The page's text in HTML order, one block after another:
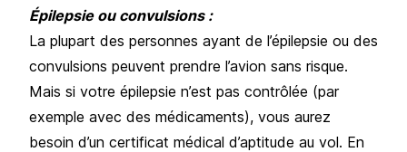
Épilepsie ou convulsions :
La plupart des personnes ayant de l’épilepsie ou des
convulsions peuvent prendre l’avion sans risque.
Mais si votre épilepsie n’est pas contrôlée (par
exemple avec des médicaments), vous aurez
besoin d’un certificat médical d’aptitude au vol. En